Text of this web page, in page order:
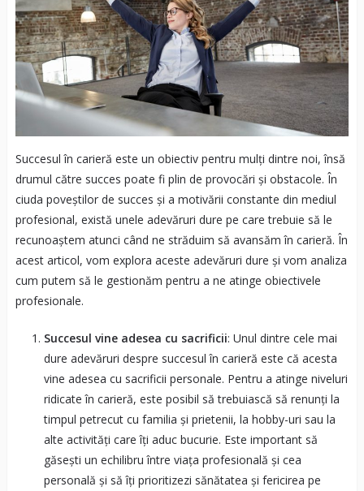
Succesul în carieră este un obiectiv pentru mulți dintre noi, însă
drumul către succes poate fi plin de provocări și obstacole. În
ciuda poveștilor de succes și a motivării constante din mediul
profesional, există unele adevăruri dure pe care trebuie să le
recunoaștem atunci când ne străduim să avansăm în carieră. În
acest articol, vom explora aceste adevăruri dure și vom analiza
cum putem să le gestionăm pentru a ne atinge obiectivele
profesionale.
Succesul vine adesea cu sacrificii: Unul dintre cele mai
dure adevăruri despre succesul în carieră este că acesta
vine adesea cu sacrificii personale. Pentru a atinge niveluri
ridicate în carieră, este posibil să trebuiască să renunți la
timpul petrecut cu familia și prietenii, la hobby-uri sau la
alte activități care îți aduc bucurie. Este important să
găsești un echilibru între viața profesională și cea
personală și să îți prioritizezi sănătatea și fericirea pe